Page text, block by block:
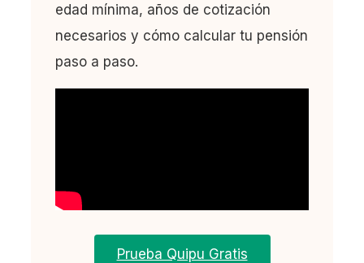
edad mínima, años de cotización
necesarios y cómo calcular tu pensión
paso a paso.
Prueba Quipu Gratis